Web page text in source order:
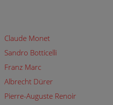
Claude Monet
Sandro Botticelli
Franz Marc
Albrecht Dürer
Pierre-Auguste Renoir